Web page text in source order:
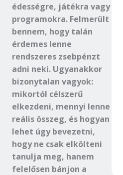
édességre, játékra vagy
programokra. Felmerült
bennem, hogy talán
érdemes lenne
rendszeres zsebpénzt
adni neki. Ugyanakkor
bizonytalan vagyok:
mikortól célszerű
elkezdeni, mennyi lenne
reális összeg, és hogyan
lehet úgy bevezetni,
hogy ne csak elkölteni
tanulja meg, hanem
felelősen bánjon a